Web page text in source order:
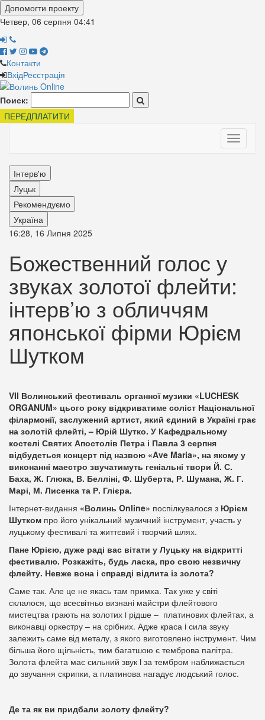
Допомогти проекту
Четвер, 06 серпня 04:41
Контакти
ВхідРеєстрація
Поиск:
ПЕРЕДПЛАТИТИ
Toggle
Інтерв'ю
Луцьк
Рекомендуємо
Україна
16:28, 16 Липня 2025
Божественний голос у
звуках золотої флейти:
інтерв’ю з обличчям
японської фірми Юрієм
Шутком
VII Волинський фестиваль органної музики «LUCHESK
ORGANUM» цього року відкриватиме соліст Національної
філармонії, заслужений артист, який єдиний в Україні грає
на золотій флейті, – Юрій Шутко. У Кафедральному
костелі Святих Апостолів Петра і Павла 3 серпня
відбудеться концерт під назвою «Ave Maria», на якому у
виконанні маестро звучатимуть геніальні твори Й. С.
Баха, Ж. Глюка, В. Белліні, Ф. Шуберта, Р. Шумана, Ж. Г.
Марі, М. Лисенка та Р. Глієра.
Інтернет-видання «Волинь Online» поспілкувалося з Юрієм
Шутком про його унікальний музичний інструмент, участь у
луцькому фестивалі та життєвий і творчий шлях.
Пане Юрією, дуже раді вас вітати у Луцьку на відкритті
фестивалю. Розкажіть, будь ласка, про свою незвичну
флейту. Невже вона і справді відлита із золота?
Саме так. Але це не якась там примха. Так уже у світі
склалося, що всесвітньо визнані майстри флейтового
мистецтва грають на золотих i рідше – платинових флейтах, а
виконавці оркестру – на срібних. Адже краса i сила звуку
залежить саме від металу, з якого виготовлено інструмент. Чим
більша його щільність, тим багатшою є темброва палітра.
Золота флейта має сильний звук i за тембром наближається
до звучання скрипки, а платинова нагадує людський голос.
Де та як ви придбали золоту флейту?